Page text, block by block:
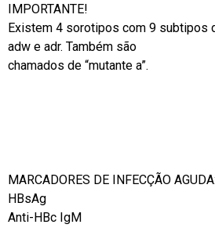
IMPORTANTE!
Existem 4 sorotipos com 9 subtipos
adw e adr. Também são
chamados de “mutante a”.
MARCADORES DE INFECÇÃO AGUDA:
HBsAg
Anti-HBc IgM